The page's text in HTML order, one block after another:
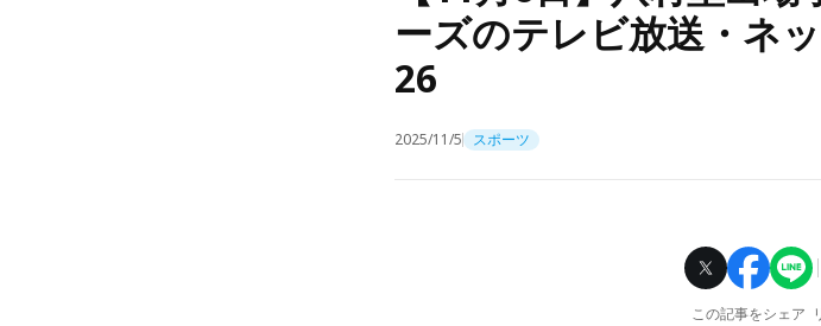
ーズのテレビ放送・ネ
26
2025/11/5 スポーツ
この記事をシェア